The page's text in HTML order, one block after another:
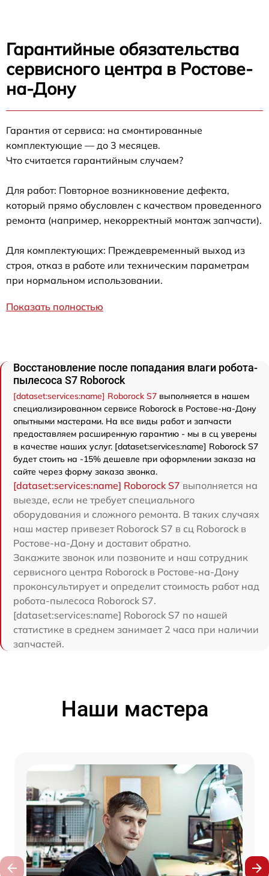
Гарантийные обязательства
сервисного центра в Ростове-
на-Дону
Гарантия от сервиса: на смонтированные
комплектующие — до 3 месяцев.
Что считается гарантийным случаем?
Для работ: Повторное возникновение дефекта,
который прямо обусловлен с качеством проведенного
ремонта (например, некорректный монтаж запчасти).
Для комплектующих: Преждевременный выход из
строя, отказ в работе или техническим параметрам
при нормальном использовании.
Показать полностью
Восстановление после попадания влаги робота-
пылесоса S7 Roborock
[dataset:services:name] Roborock S7 выполняется в нашем
специализированном сервисе Roborock в Ростове-на-Дону
опытными мастерами. На все виды работ и запчасти
предоставляем расширенную гарантию - мы в сц уверены
в качестве наших услуг. [dataset:services:name] Roborock S7
будет стоить на -15% дешевле при оформлении заказа на
сайте через форму заказа звонка.
[dataset:services:name] Roborock S7 выполняется на
выезде, если не требует специального
оборудования и сложного ремонта. В таких случаях
наш мастер привезет Roborock S7 в сц Roborock в
Ростове-на-Дону и доставит обратно.
Закажите звонок или позвоните и наш сотрудник
сервисного центра Roborock в Ростове-на-Дону
проконсультирует и определит стоимость работ над
робота-пылесоса Roborock S7.
[dataset:services:name] Roborock S7 по нашей
статистике в среднем занимает 2 часа при наличии
запчастей.
Наши мастера